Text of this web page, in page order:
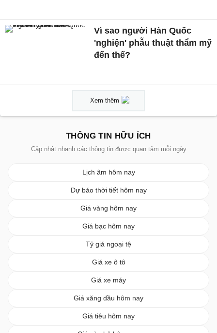
Vì sao người Hàn Quốc
'nghiện' phẫu thuật thẩm mỹ
đến thế?
Xem thêm
THÔNG TIN HỮU ÍCH
Cập nhật nhanh các thông tin được quan tâm mỗi ngày
Lịch âm hôm nay
Dự báo thời tiết hôm nay
Giá vàng hôm nay
Giá bạc hôm nay
Tỷ giá ngoại tệ
Giá xe ô tô
Giá xe máy
Giá xăng dầu hôm nay
Giá tiêu hôm nay